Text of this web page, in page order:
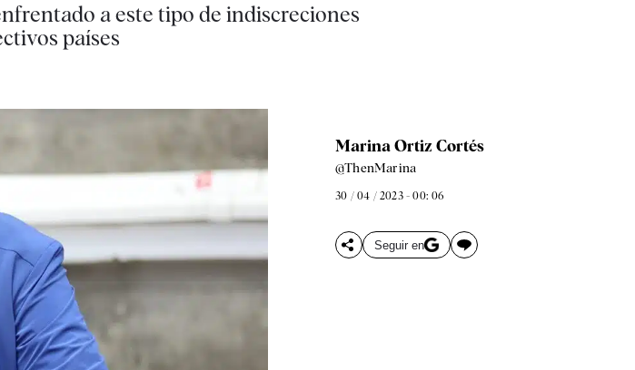
a este tipo de indiscreciones
países
Marina Ortiz Cortés
@ThenMarina
30 / 04 / 2023 - 00: 06
Seguir en